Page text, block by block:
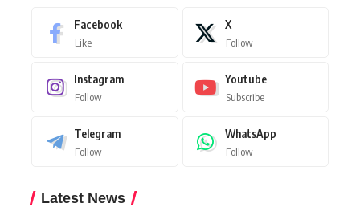
Facebook
Like
X
Follow
Instagram
Follow
Youtube
Subscribe
Telegram
Follow
WhatsApp
Follow
Latest News